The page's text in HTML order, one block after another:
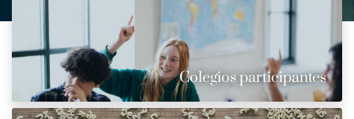
Colegios participantes